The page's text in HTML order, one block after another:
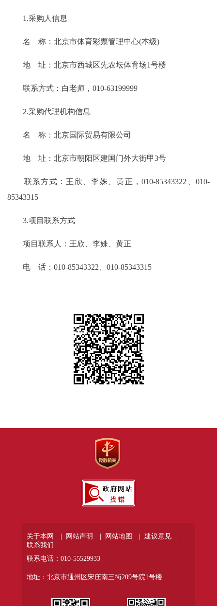
1.采购人信息
名 称：北京市体育彩票管理中心(本级)
地 址：北京市西城区先农坛体育场1号楼
联系方式：白老师，010-63199999
2.采购代理机构信息
名 称：北京国际贸易有限公司
地 址：北京市朝阳区建国门外大街甲3号
联系方式：王欣、李姝、黄正，010-85343322、010-
85343315
3.项目联系方式
项目联系人：王欣、李姝、黄正
电 话：010-85343322、010-85343315
关于本网 | 网站声明 | 网站地图 |
建议意见 |
联系我们
联系电话：010-55529933
地址：北京市通州区宋庄南三街209号院1号楼